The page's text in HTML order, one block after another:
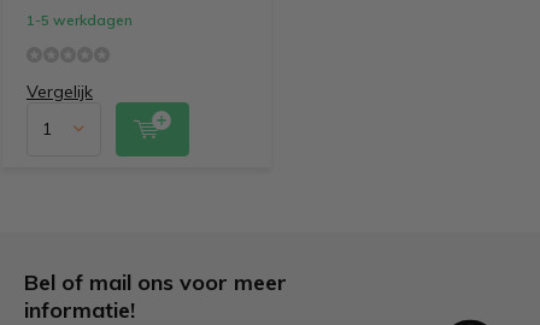
1-5 werkdagen
Vergelijk
Bel of mail ons voor meer
informatie!